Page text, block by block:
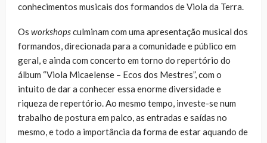
conhecimentos musicais dos formandos de Viola da Terra.
Os workshopsculminam com uma apresentação musical dos
formandos, direcionada para a comunidade e público em
geral, e ainda com concerto em torno do repertório do
álbum “Viola Micaelense – Ecos dos Mestres”, com o
intuito de dar a conhecer essa enorme diversidade e
riqueza de repertório. Ao mesmo tempo, investe-se num
trabalho de postura em palco, as entradas e saídas no
mesmo, e todo a importância da forma de estar aquando de